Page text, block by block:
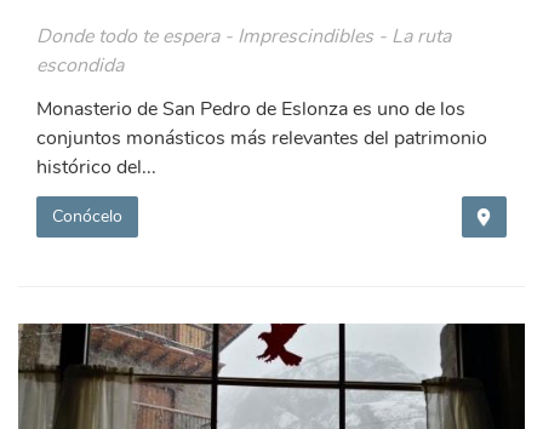
Donde todo te espera - Imprescindibles - La ruta
escondida
Monasterio de San Pedro de Eslonza es uno de los
conjuntos monásticos más relevantes del patrimonio
histórico del...
Conócelo